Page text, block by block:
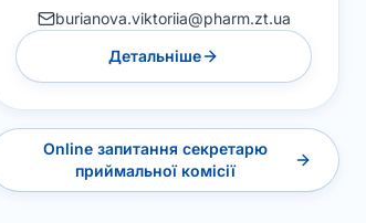
burianova.viktoriia@pharm.zt.ua
Детальніше
Online запитання секретарю
приймальної комісії